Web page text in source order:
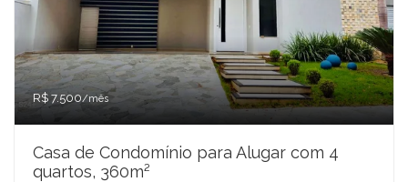
R$ 7.500/mês
Casa de Condomínio para Alugar com 4
quartos, 360m²